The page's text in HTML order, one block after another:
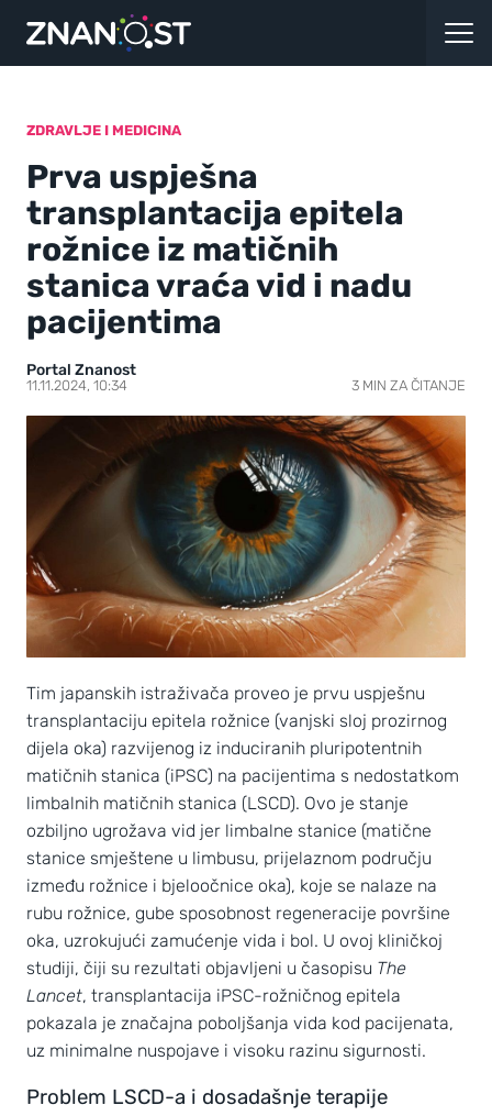
ZDRAVLJE I MEDICINA
Prva uspješna
transplantacija epitela
rožnice iz matičnih
stanica vraća vid i nadu
pacijentima
Portal Znanost
11.11.2024, 10:34 3 MIN ZA ČITANJE
Tim japanskih istraživača proveo je prvu uspješnu
transplantaciju epitela rožnice (vanjski sloj prozirnog
dijela oka) razvijenog iz induciranih pluripotentnih
matičnih stanica (iPSC) na pacijentima s nedostatkom
limbalnih matičnih stanica (LSCD). Ovo je stanje
ozbiljno ugrožava vid jer limbalne stanice (matične
stanice smještene u limbusu, prijelaznom području
između rožnice i bjeloočnice oka), koje se nalaze na
rubu rožnice, gube sposobnost regeneracije površine
oka, uzrokujući zamućenje vida i bol. U ovoj kliničkoj
studiji, čiji su rezultati objavljeni u časopisu The
Lancet, transplantacija iPSC-rožničnog epitela
pokazala je značajna poboljšanja vida kod pacijenata,
uz minimalne nuspojave i visoku razinu sigurnosti.
Problem LSCD-a i dosadašnje terapije